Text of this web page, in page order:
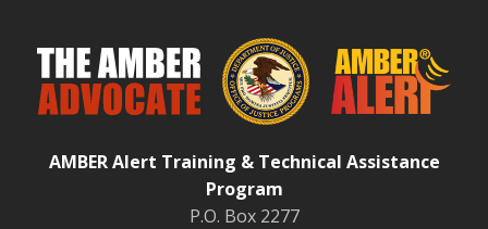
AMBER Alert Training & Technical Assistance
Program
P.O. Box 2277